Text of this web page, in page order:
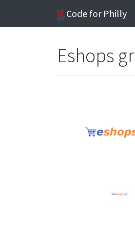
Code for Philly
Eshops gr